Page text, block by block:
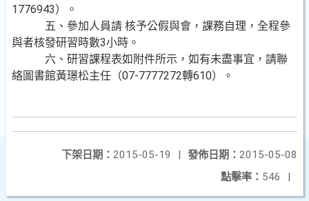
1776943）。
五、參加人員請 核予公假與會，課務自理，全程參
與者核發研習時數3小時。
六、研習課程表如附件所示，如有未盡事宜，請聯
絡圖書館黃璟松主任（07-7777272轉610）。
發佈日期： 2015-05-08
下架日期： 2015-05-19
|
點擊率： 546 |